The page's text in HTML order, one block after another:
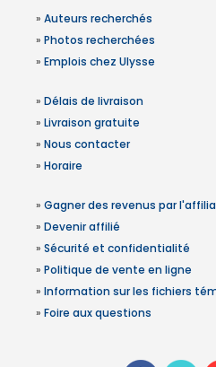
» Auteurs recherchés
» Photos recherchées
» Emplois chez Ulysse
» Délais de livraison
» Livraison gratuite
» Nous contacter
» Horaire
» Gagner des revenus par
» Devenir affilié
» Sécurité et confidentialité
» Politique de vente en ligne
» Information sur les fichiers
» Foire aux questions